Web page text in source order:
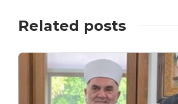
Related posts